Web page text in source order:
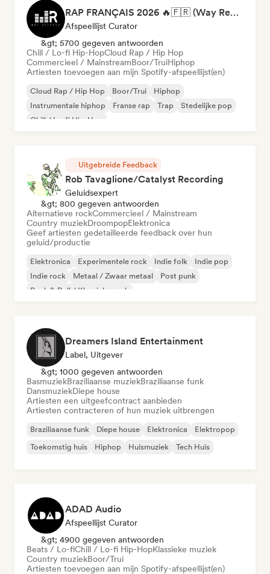
RAP FRANÇAIS 2026 🔥🇫🇷 (Way Records)
Afspeellijst Curator
&gt; 5700 gegeven antwoorden
Chill / Lo-fi Hip-HopCloud Rap / Hip Hop
Commercieel / MainstreamBoor/TruiHiphop
Artiesten toevoegen aan mijn Spotify-afspeellijst(en)
Cloud Rap / Hip Hop Boor/Trui
Hiphop
Instrumentale hiphop
Franse rap Trap
Stedelijke pop
Chill / Lo-fi Hip-Hop
Uitgebreide Feedback
Rob Tavaglione/Catalyst Recording
Geluidsexpert
&gt; 800 gegeven antwoorden
Alternatieve rockCommercieel / Mainstream
Country muziekDroompopElektronica
Geef artiesten gedetailleerde feedback over hun
geluid/productie
Elektronica Experimentele rock Indie folk
Indie pop
Indie rock
Metaal / Zwaar metaal
Post punk
Rock & Roll / Klassieke rock
Dreamers Island Entertainment
Label, Uitgever
&gt; 1000 gegeven antwoorden
BasmuziekBraziliaanse muziekBraziliaanse funk
DansmuziekDiepe house
Artiesten een uitgeefcontract aanbieden
Artiesten contracteren of hun muziek uitbrengen
Braziliaanse funk Diepe house Elektronica
Elektropop
Toekomstig huis
Hiphop Huismuziek Tech Huis
ADAD Audio
Afspeellijst Curator
&gt; 4900 gegeven antwoorden
Beats / Lo-fiChill / Lo-fi Hip-HopKlassieke muziek
Country muziekBoor/Trui
Artiesten toevoegen aan mijn Spotify-afspeellijst(en)